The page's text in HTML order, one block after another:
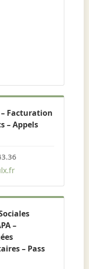
Facturation
– Appels
–
– Pass